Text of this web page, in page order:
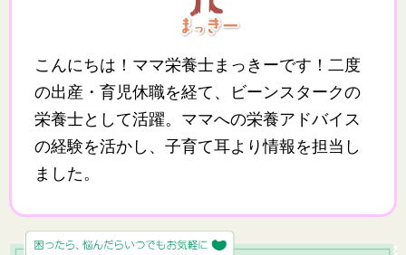
こんにちは！ママ栄養士まっきーです！二度
の出産・育児休職を経て、ビーンスタークの
栄養士として活躍。ママへの栄養アドバイス
の経験を活かし、子育て耳より情報を担当し
ました。